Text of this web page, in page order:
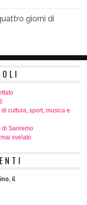
giorni di
cultura, sport, musica e
di Sanremo
svelato
il